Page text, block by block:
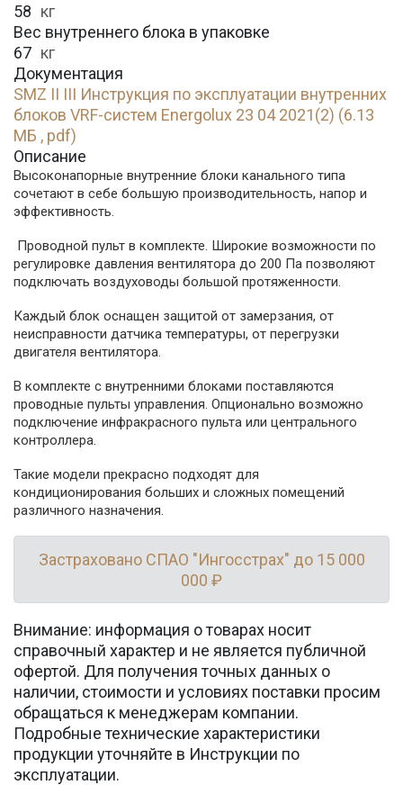
58 кг
Вес внутреннего блока в упаковке
67 кг
Документация
SMZ II III Инструкция по эксплуатации внутренних
блоков VRF-систем Energolux 23 04 2021(2) (6.13
МБ , pdf)
Описание
Высоконапорные внутренние блоки канального типа
сочетают в себе большую производительность, напор и
эффективность.
Проводной пульт в комплекте. Широкие возможности по
регулировке давления вентилятора до 200 Па позволяют
подключать воздуховоды большой протяженности.
Каждый блок оснащен защитой от замерзания, от
неисправности датчика температуры, от перегрузки
двигателя вентилятора.
В комплекте с внутренними блоками поставляются
проводные пульты управления. Опционально возможно
подключение инфракрасного пульта или центрального
контроллера.
Такие модели прекрасно подходят для
кондиционирования больших и сложных помещений
различного назначения.
Застраховано СПАО "Ингосстрах" до 15 000
000 ₽
Внимание: информация о товарах носит
справочный характер и не является публичной
офертой. Для получения точных данных о
наличии, стоимости и условиях поставки просим
обращаться к менеджерам компании.
Подробные технические характеристики
продукции уточняйте в Инструкции по
эксплуатации.